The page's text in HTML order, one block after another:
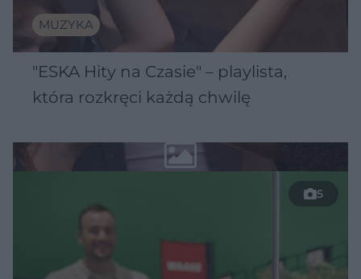
MUZYKA
"ESKA Hity na Czasie" – playlista,
która rozkręci każdą chwilę
5